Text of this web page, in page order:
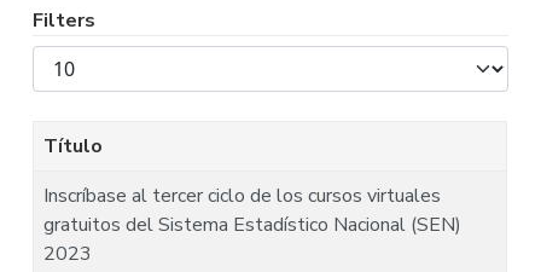
Filters
Mostrar
#
Título
Inscríbase al tercer ciclo de los cursos virtuales
gratuitos del Sistema Estadístico Nacional (SEN)
2023